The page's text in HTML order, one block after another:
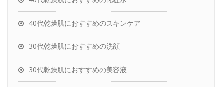
40代乾燥肌におすすめのスキンケア
30代乾燥肌におすすめの洗顔
30代乾燥肌におすすめの美容液